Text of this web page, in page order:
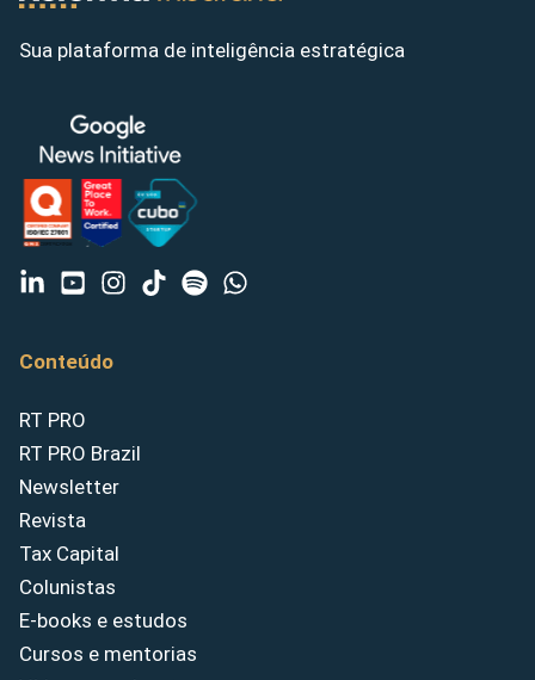
Sua plataforma de inteligência estratégica
Conteúdo
RT PRO
RT PRO Brazil
Newsletter
Revista
Tax Capital
Colunistas
E-books e estudos
Cursos e mentorias